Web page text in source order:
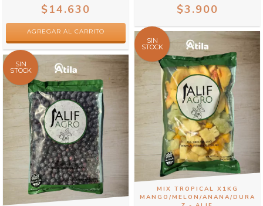
$14.630 $3.900
SIN
STOCK
SIN
STOCK
MIX TROPICAL X1KG
MANGO/MELON/ANANA/DURA